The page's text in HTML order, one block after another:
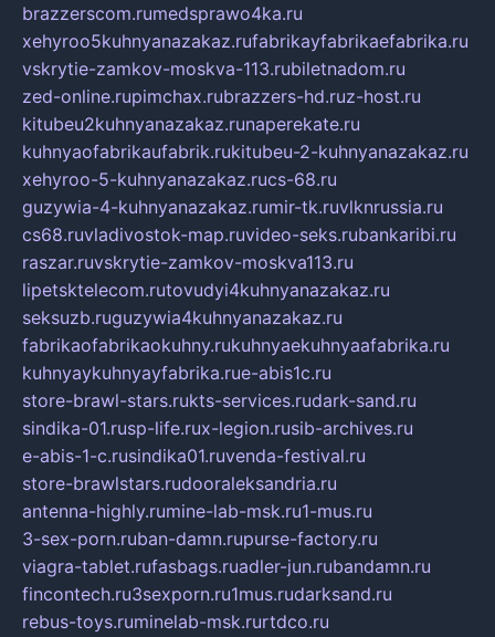
brazzerscom.rumedsprawo4ka.ru
xehyroo5kuhnyanazakaz.rufabrikayfabrikaefabrika.ru
vskrytie-zamkov-moskva-113.rubiletnadom.ru
zed-online.rupimchax.rubrazzers-hd.ruz-host.ru
kitubeu2kuhnyanazakaz.runaperekate.ru
kuhnyaofabrikaufabrik.rukitubeu-2-kuhnyanazakaz.ru
xehyroo-5-kuhnyanazakaz.rucs-68.ru
guzywia-4-kuhnyanazakaz.rumir-tk.ruvlknrussia.ru
cs68.ruvladivostok-map.ruvideo-seks.rubankaribi.ru
raszar.ruvskrytie-zamkov-moskva113.ru
lipetsktelecom.rutovudyi4kuhnyanazakaz.ru
seksuzb.ruguzywia4kuhnyanazakaz.ru
fabrikaofabrikaokuhny.rukuhnyaekuhnyaafabrika.ru
kuhnyaykuhnyayfabrika.rue-abis1c.ru
store-brawl-stars.rukts-services.rudark-sand.ru
sindika-01.rusp-life.rux-legion.rusib-archives.ru
e-abis-1-c.rusindika01.ruvenda-festival.ru
store-brawlstars.rudooraleksandria.ru
antenna-highly.rumine-lab-msk.ru1-mus.ru
3-sex-porn.ruban-damn.rupurse-factory.ru
viagra-tablet.rufasbags.ruadler-jun.rubandamn.ru
fincontech.ru3sexporn.ru1mus.rudarksand.ru
rebus-toys.ruminelab-msk.rurtdco.ru